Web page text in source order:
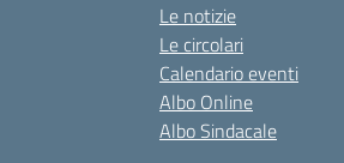
Le notizie
Le circolari
Calendario eventi
Albo Online
Albo Sindacale